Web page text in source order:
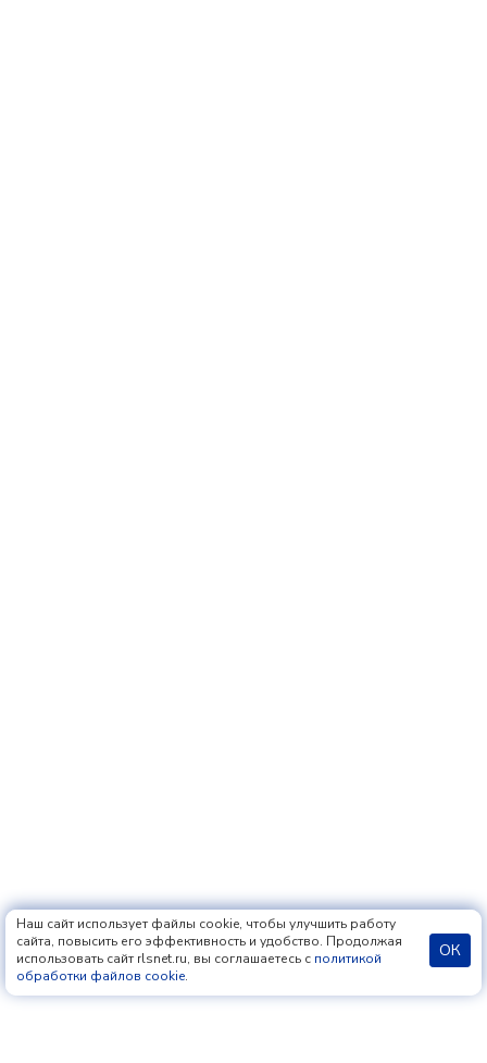
Наш сайт использует файлы cookie, чтобы улучшить работу
сайта, повысить его эффективность и удобство. Продолжая
использовать сайт rlsnet.ru, вы соглашаетесь с политикой
обработки файлов cookie.
ОК